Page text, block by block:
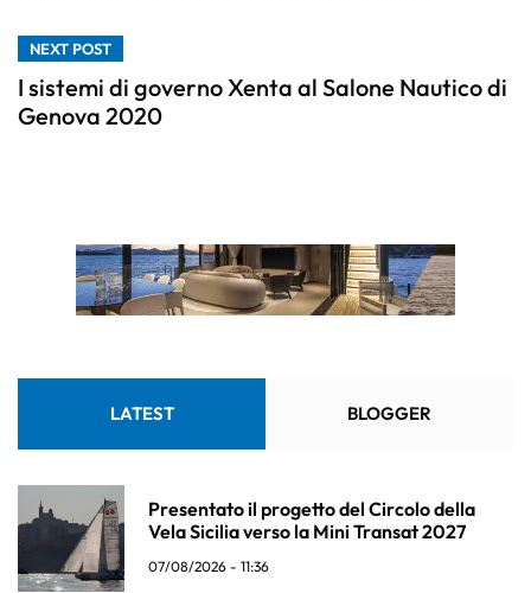
NEXT POST
I sistemi di governo Xenta al Salone Nautico di
Genova 2020
LATEST BLOGGER
Presentato il progetto del Circolo della
Vela Sicilia verso la Mini Transat 2027
07/08/2026 - 11:36